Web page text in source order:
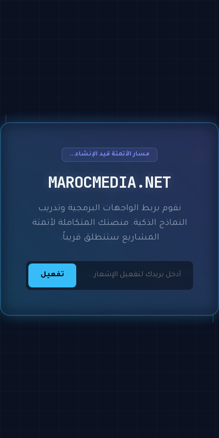
مسار الأتمتة قيد الإنشاء...
MAROCMEDIA.NET
نقوم بربط الواجهات البرمجية وتدريب
النماذج الذكية. منصتك المتكاملة لأتمتة
المشاريع ستنطلق قريباً.
تفعيل